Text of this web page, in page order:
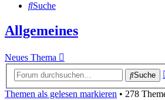
Suche
Allgemeines
Neues Thema
Suche
Themen als gelesen markieren • 278